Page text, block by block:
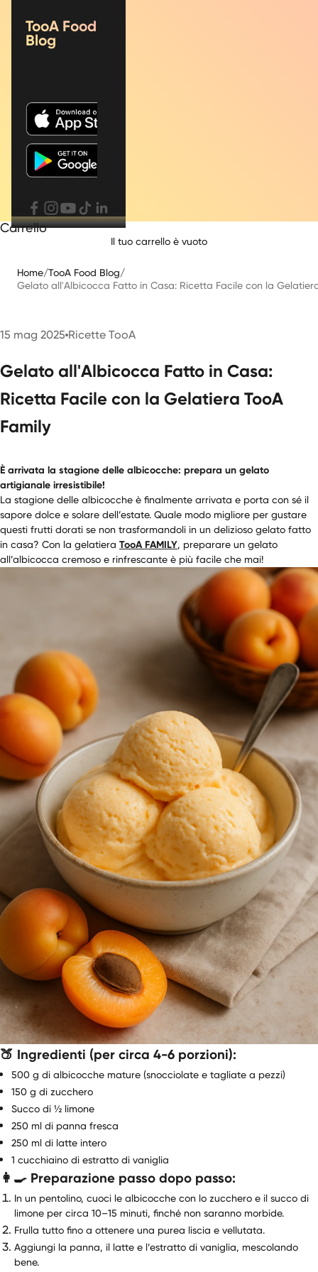
TooA Food
Blog
Carrello
Il tuo carrello è vuoto
Home/TooA Food Blog/
Gelato all'Albicocca Fatto in Casa: Ricetta Facile con la
15 mag 2025 Ricette TooA
Gelato all'Albicocca Fatto in Casa:
Ricetta Facile con la Gelatiera TooA
Family
È arrivata la stagione delle albicocche: prepara un gelato
artigianale irresistibile!
La stagione delle albicocche è finalmente arrivata e porta con sé il
sapore dolce e solare dell’estate. Quale modo migliore per gustare
questi frutti dorati se non trasformandoli in un delizioso gelato fatto
in casa? Con la gelatiera TooA FAMILY, preparare un gelato
all’albicocca cremoso e rinfrescante è più facile che mai!
🍑 Ingredienti (per circa 4-6 porzioni):
500 g di albicocche mature (snocciolate e tagliate a pezzi)
150 g di zucchero
Succo di ½ limone
250 ml di panna fresca
250 ml di latte intero
1 cucchiaino di estratto di vaniglia
👩🍳 Preparazione passo dopo passo:
In un pentolino, cuoci le albicocche con lo zucchero e il succo di
limone per circa 10–15 minuti, finché non saranno morbide.
Frulla tutto fino a ottenere una purea liscia e vellutata.
Aggiungi la panna, il latte e l’estratto di vaniglia, mescolando
bene.